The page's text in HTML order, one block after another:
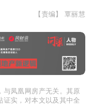
请张某还款，并
法院在执行阶
；
【责编】 覃丽慧
与凤凰网房产无关。其原
证实，对本文以及其中全